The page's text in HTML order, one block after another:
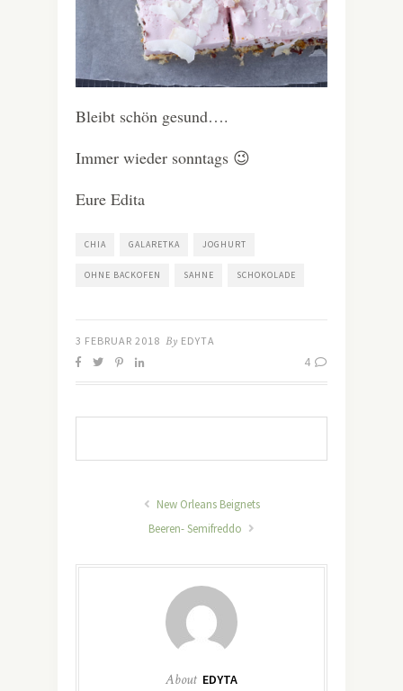
Bleibt schön gesund….
Immer wieder sonntags 😉
Eure Edita
CHIA GALARETKA JOGHURT
OHNE BACKOFEN SAHNE SCHOKOLADE
3 FEBRUAR 2018 By EDYTA
4
New Orleans Beignets
Beeren- Semifreddo
About EDYTA